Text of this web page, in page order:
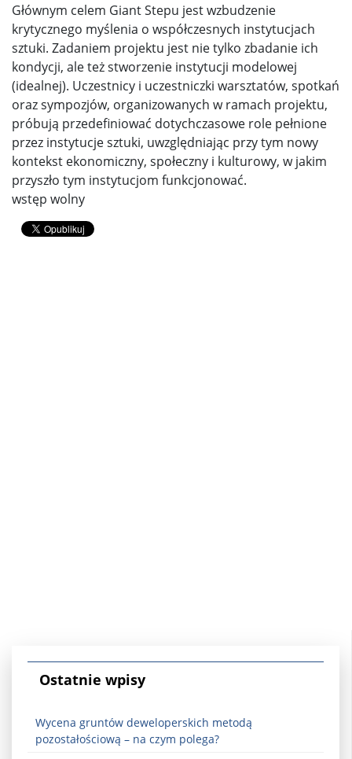
Głównym celem Giant Stepu jest wzbudzenie
krytycznego myślenia o współczesnych instytucjach
sztuki. Zadaniem projektu jest nie tylko zbadanie ich
kondycji, ale też stworzenie instytucji modelowej
(idealnej). Uczestnicy i uczestniczki warsztatów, spotkań
oraz sympozjów, organizowanych w ramach projektu,
próbują przedefiniować dotychczasowe role pełnione
przez instytucje sztuki, uwzględniając przy tym nowy
kontekst ekonomiczny, społeczny i kulturowy, w jakim
przyszło tym instytucjom funkcjonować.
wstęp wolny
Ostatnie wpisy
Wycena gruntów deweloperskich metodą
pozostałościową – na czym polega?